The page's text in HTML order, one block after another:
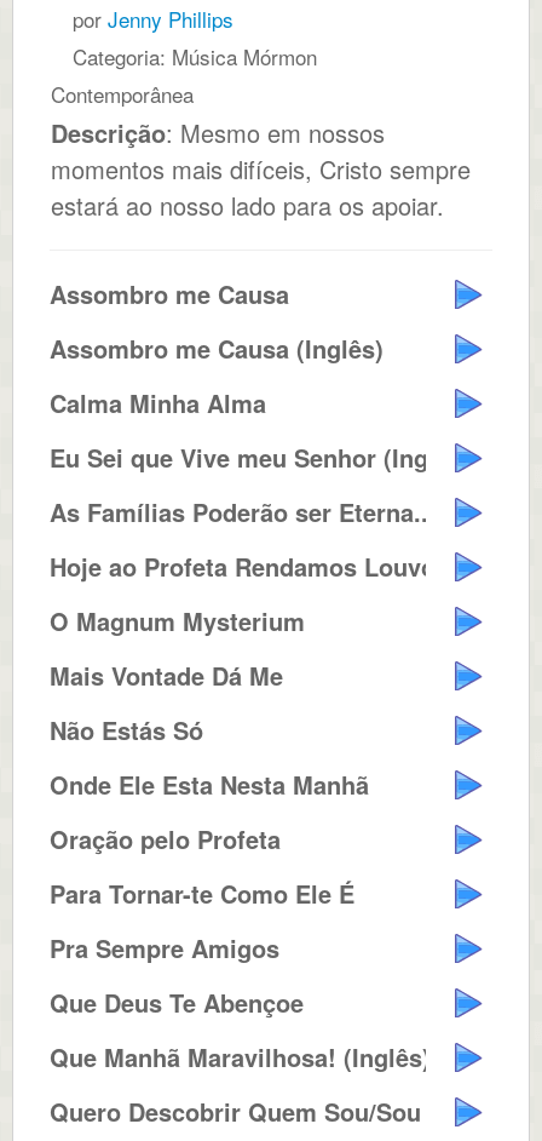
por Jenny Phillips
Categoria: Música Mórmon
Contemporânea
Descrição: Mesmo em nossos
momentos mais difíceis, Cristo sempre
estará ao nosso lado para os apoiar.
Assombro me Causa
Assombro me Causa (Inglês)
Calma Minha Alma
Eu Sei que Vive meu Senhor (Ingl...
As Famílias Poderão ser Eterna...
Hoje ao Profeta Rendamos Louvore...
O Magnum Mysterium
Mais Vontade Dá Me
Não Estás Só
Onde Ele Esta Nesta Manhã
Oração pelo Profeta
Para Tornar-te Como Ele É
Pra Sempre Amigos
Que Deus Te Abençoe
Que Manhã Maravilhosa! (Inglês)
Quero Descobrir Quem Sou/Sou um ...